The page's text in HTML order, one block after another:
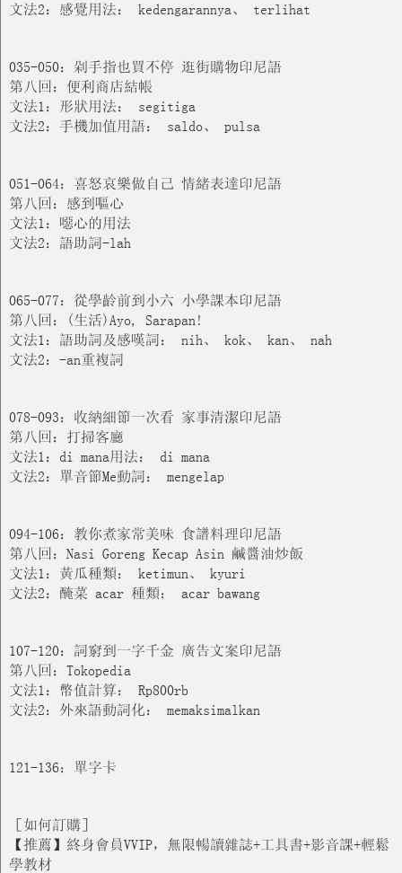
文法2：感覺用法： kedengarannya、 terlihat
035-050：剁手指也買不停 逛街購物印尼語
第八回：便利商店結帳
文法1：形狀用法： segitiga
文法2：手機加值用語： saldo、 pulsa
051-064：喜怒哀樂做自己 情緒表達印尼語
第八回：感到嘔心
文法1：噁心的用法
文法2：語助詞-lah
065-077：從學齡前到小六 小學課本印尼語
第八回：(生活)Ayo, Sarapan!
文法1：語助詞及感嘆詞： nih、 kok、 kan、 nah
文法2：-an重複詞
078-093：收納細節一次看 家事清潔印尼語
第八回：打掃客廳
文法1：di mana用法： di mana
文法2：單音節Me動詞： mengelap
094-106：教你煮家常美味 食譜料理印尼語
第八回：Nasi Goreng Kecap Asin 鹹醬油炒飯
文法1：黃瓜種類： ketimun、 kyuri
文法2：醃菜 acar 種類： acar bawang
107-120：詞窮到一字千金 廣告文案印尼語
第八回：Tokopedia
文法1：幣值計算： Rp800rb
文法2：外來語動詞化： memaksimalkan
121-136：單字卡
［如何訂購］
【推薦】終身會員VVIP，無限暢讀雜誌+工具書+影音課+輕鬆
學教材